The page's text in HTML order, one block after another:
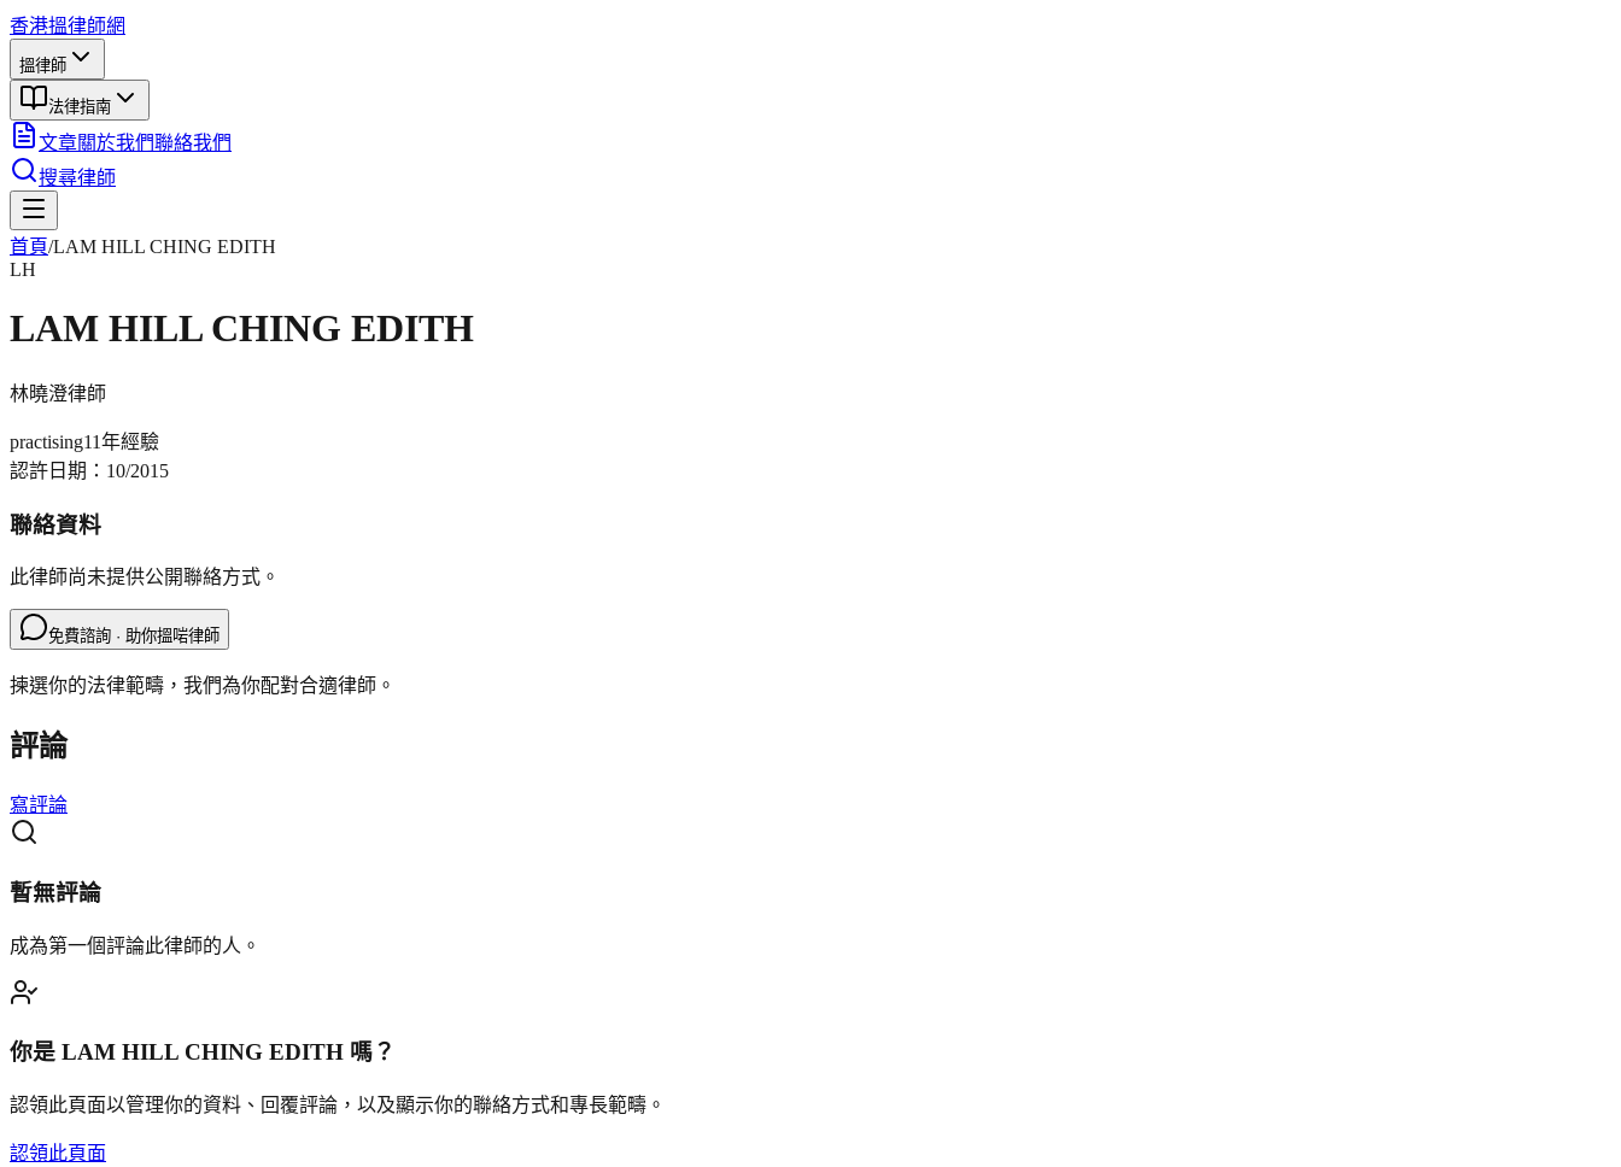
香港搵律師網
搵律師
法律指南
文章關於我們聯絡我們
搜尋律師
首頁/LAM HILL CHING EDITH
LH
LAM HILL CHING EDITH
林曉澄律師
practising11年經驗
認許日期： 10/2015
聯絡資料
此律師尚未提供公開聯絡方式。
免費諮詢 · 助你搵啱律師
揀選你的法律範疇，我們為你配對合適律師。
評論
寫評論
暫無評論
成為第一個評論此律師的人。
你是 LAM HILL CHING EDITH 嗎？
認領此頁面以管理你的資料、回覆評論，以及顯示你的聯絡方式和專長範疇。
認領此頁面